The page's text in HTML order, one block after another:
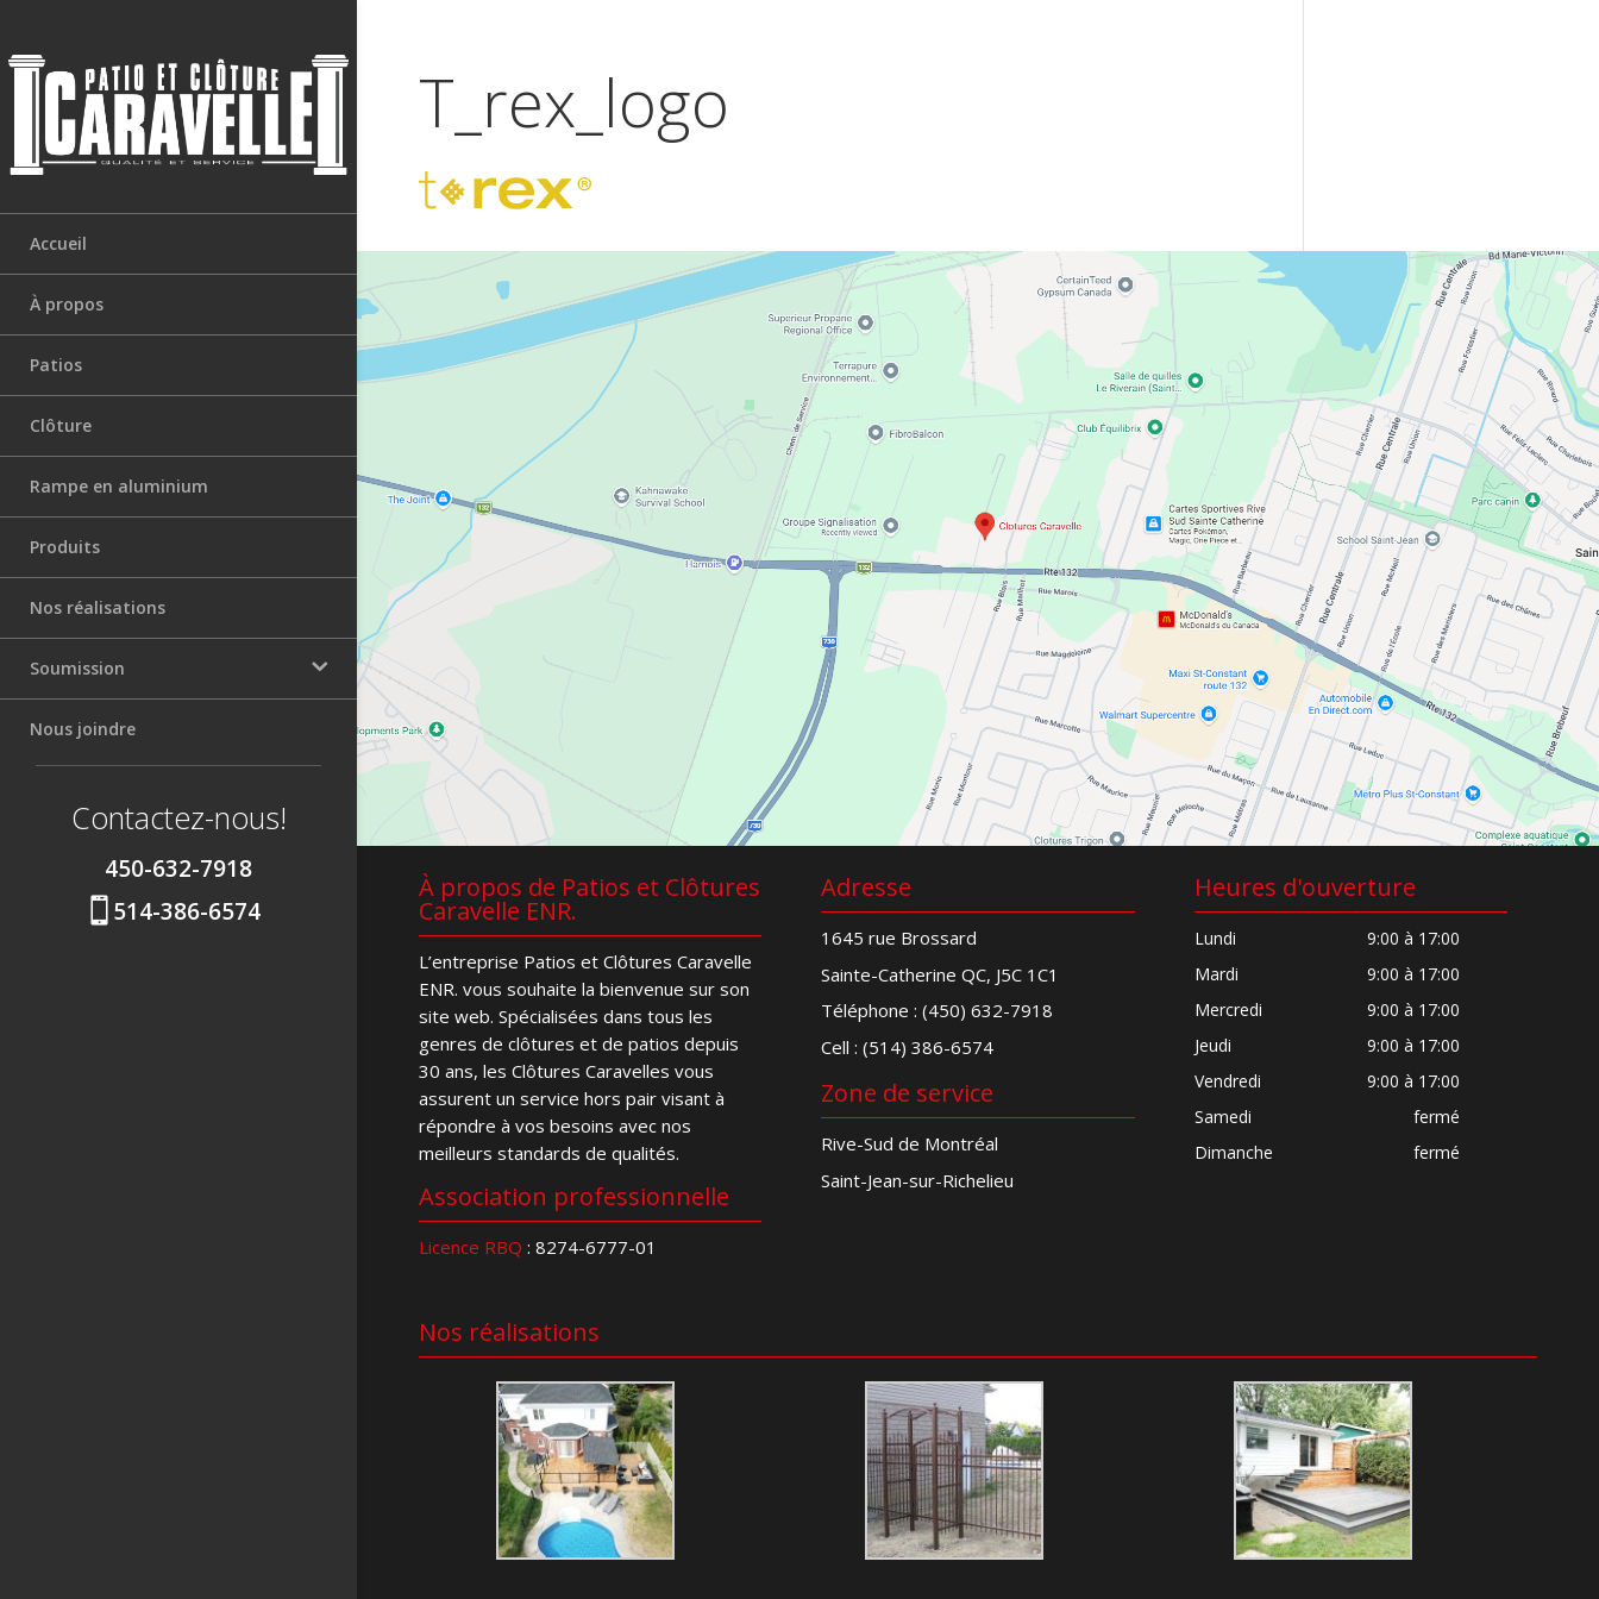
Accueil
À propos
Patios
Clôture
Rampe en aluminium
Produits
Nos réalisations
Soumission
Soumission patio
Nous joindre
Contactez-nous!
450-632-7918
 514-386-6574
T_rex_logo
À propos de Patios et Clôtures
Caravelle ENR.
L’entreprise Patios et Clôtures Caravelle
ENR. vous souhaite la bienvenue sur son
site web. Spécialisées dans tous les
genres de clôtures et de patios depuis
30 ans, les Clôtures Caravelles vous
assurent un service hors pair visant à
répondre à vos besoins avec nos
meilleurs standards de qualités.
Association professionnelle
Licence RBQ : 8274-6777-01
Adresse
1645 rue Brossard
Sainte-Catherine QC, J5C 1C1
Téléphone :(450) 632-7918
Cell :(514) 386-6574
Zone de service
Rive-Sud de Montréal
Saint-Jean-sur-Richelieu
Heures d'ouverture
Lundi
9:00 à 17:00
Mardi
9:00 à 17:00
Mercredi
9:00 à 17:00
Jeudi
9:00 à 17:00
Vendredi
9:00 à 17:00
Samedi
fermé
Dimanche
fermé
Nos réalisations